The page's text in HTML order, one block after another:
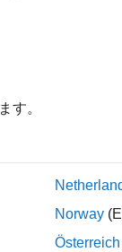
す。
Norway
Österreich